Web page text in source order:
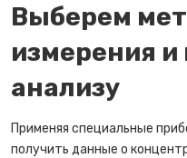
Выберем
измерения и
анализу
Применяя специальные
получить данные о